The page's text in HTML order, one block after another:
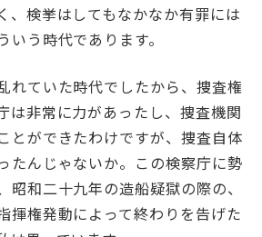
、検挙はしてもなかなか有罪には
う時代であります。
れていた時代でしたから、捜査権
は非常に力があったし、捜査機関
とができたわけですが、捜査自体
たんじゃないか。この検察庁に勢
昭和二十九年の造船疑獄の際の、
揮権発動によって終わりを告げた